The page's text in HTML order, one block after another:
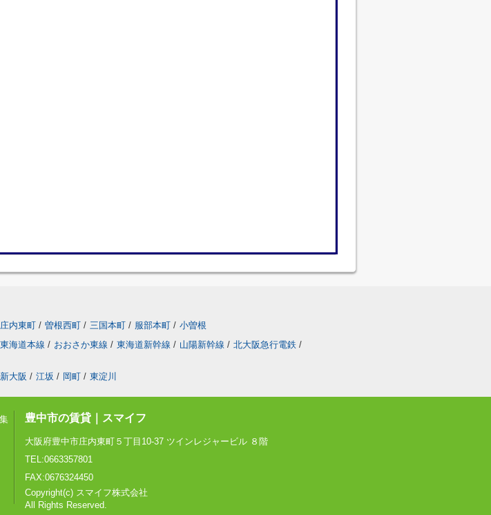
庄内東町 / 曽根西町 / 三国本町 / 服部本町 / 小曽根
東海道本線 / おおさか東線 / 東海道新幹線 / 山陽新幹線 / 北大阪急行電鉄 /
新大阪 / 江坂 / 岡町 / 東淀川
豊中市の賃貸｜スマイフ
大阪府豊中市庄内東町５丁目10-37 ツインレジャービル ８階
TEL:0663357801
FAX:0676324450
Copyright(c) スマイフ株式会社
All Rights Reserved.